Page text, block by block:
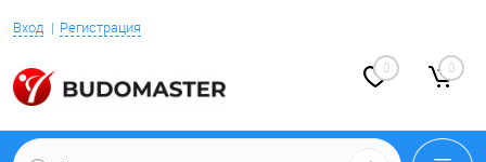
Вход Регистрация
0 0